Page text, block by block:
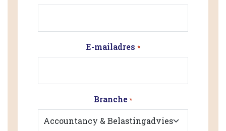
E-mailadres *
Branche*